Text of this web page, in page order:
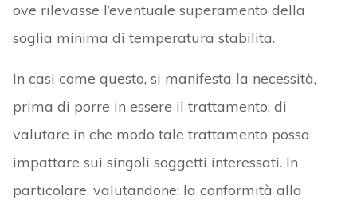
ove rilevasse l’eventuale superamento della
soglia minima di temperatura stabilita.
In casi come questo, si manifesta la necessità,
prima di porre in essere il trattamento, di
valutare in che modo tale trattamento possa
impattare sui singoli soggetti interessati. In
particolare, valutandone: la conformità alla